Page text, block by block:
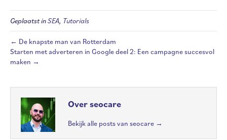
Geplaatst inSEA, Tutorials
← De knapste man van Rotterdam
Starten met adverteren in Google deel 2: Een campagne succesvol
maken →
Over seocare
Bekijk alle posts van seocare →